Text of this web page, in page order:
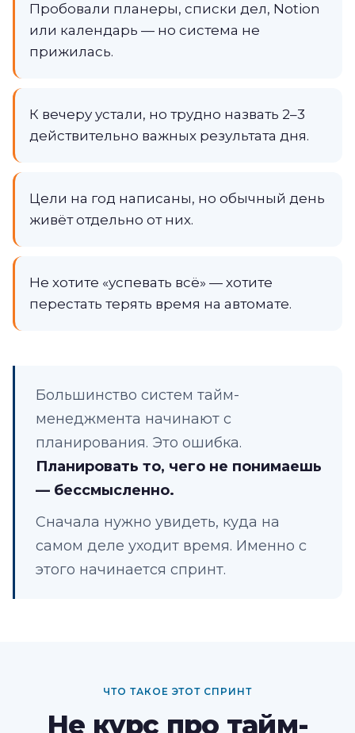
Пробовали планеры, списки дел, Notion
или календарь — но система не
прижилась.
К вечеру устали, но трудно назвать 2–3
действительно важных результата дня.
Цели на год написаны, но обычный день
живёт отдельно от них.
Не хотите «успевать всё» — хотите
перестать терять время на автомате.
Большинство систем тайм-
менеджмента начинают с
планирования. Это ошибка.
Планировать то, чего не понимаешь
— бессмысленно.
Сначала нужно увидеть, куда на
самом деле уходит время. Именно с
этого начинается спринт.
ЧТО ТАКОЕ ЭТОТ СПРИНТ
Не курс про тайм-